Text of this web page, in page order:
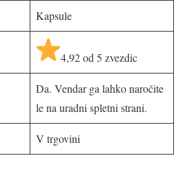
Kapsule
4,92 od 5 zvezdic
Da. Vendar ga lahko naročite
le na uradni spletni strani.
V trgovini